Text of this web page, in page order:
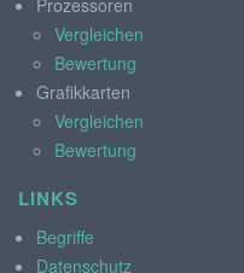
Vergleichen
Bewertung
Grafikkarten
Vergleichen
Bewertung
LINKS
Begriffe
Datenschutz